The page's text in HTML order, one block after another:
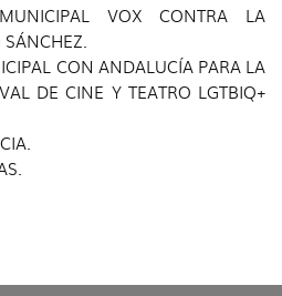
VOX CONTRA LA
CON ANDALUCÍA PARA LA
DE CINE Y TEATRO LGTBIQ+